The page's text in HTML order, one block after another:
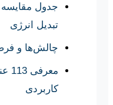
جدول مقایسه
تبدیل انرژی
چالش‌ها و
کاربردی